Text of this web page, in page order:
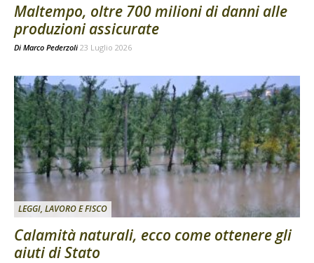
Maltempo, oltre 700 milioni di danni alle
produzioni assicurate
Di Marco Pederzoli 23 Luglio 2026
LEGGI, LAVORO E FISCO
Calamità naturali, ecco come ottenere gli
aiuti di Stato